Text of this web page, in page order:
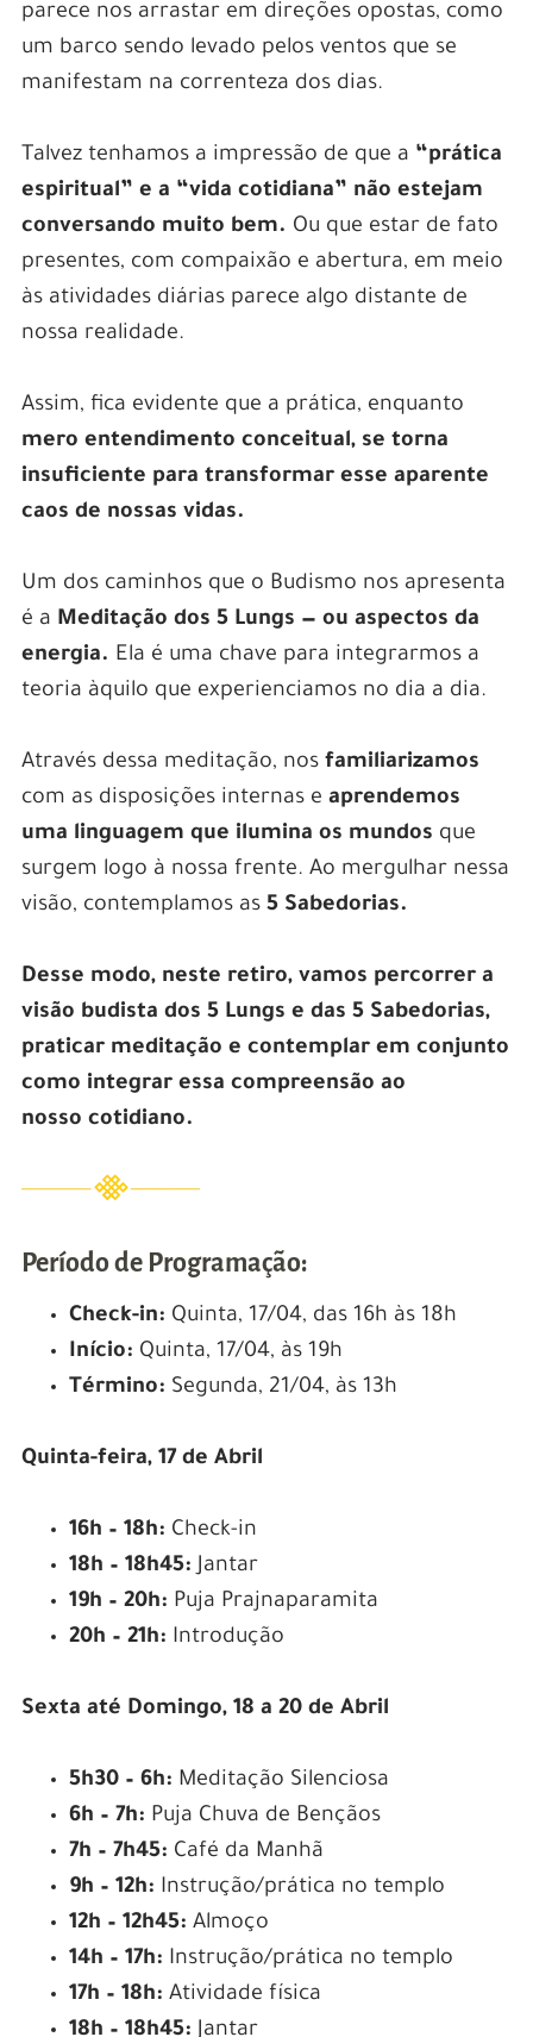
parece nos arrastar em direções opostas, como
um barco sendo levado pelos ventos que se
manifestam na correnteza dos dias.
Talvez tenhamos a impressão de que a “prática
espiritual” e a “vida cotidiana” não estejam
conversando muito bem. Ou que estar de fato
presentes, com compaixão e abertura, em meio
às atividades diárias parece algo distante de
nossa realidade.
Assim, fica evidente que a prática, enquanto
mero entendimento conceitual, se torna
insuficiente para transformar esse aparente
caos de nossas vidas.
Um dos caminhos que o Budismo nos apresenta
é a Meditação dos 5 Lungs — ou aspectos da
energia. Ela é uma chave para integrarmos a
teoria àquilo que experienciamos no dia a dia.
Através dessa meditação, nosfamiliarizamos
com as disposições internas e aprendemos
uma linguagem que ilumina os mundos que
surgem logo à nossa frente. Ao mergulhar nessa
visão, contemplamos as5 Sabedorias.
Desse modo, neste retiro, vamos percorrer a
visão budista dos 5 Lungs e das 5 Sabedorias,
praticar meditação e contemplar em conjunto
como integrar essa compreensão ao
nosso cotidiano.
Período de Programação:
Check-in: Quinta, 17/04, das 16h às 18h
Início: Quinta, 17/04, às 19h
Término: Segunda, 21/04, às 13h
Quinta-feira, 17 de Abril
16h – 18h: Check-in
18h – 18h45: Jantar
19h – 20h: Puja Prajnaparamita
20h – 21h: Introdução
Sexta até Domingo, 18 a 20 de Abril
5h30 – 6h: Meditação Silenciosa
6h – 7h: Puja Chuva de Bençãos
7h – 7h45: Café da Manhã
9h – 12h: Instrução/prática no templo
12h – 12h45: Almoço
14h – 17h: Instrução/prática no templo
17h – 18h: Atividade física
18h – 18h45: Jantar